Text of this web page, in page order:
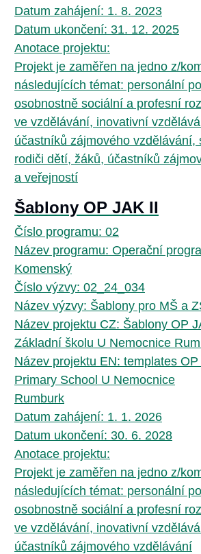
Datum zahájení: 1. 8. 2023
Datum ukončení: 31. 12. 2025
Anotace projektu:
Projekt je zaměřen na jedno z/
následujících témat: personální
osobnostně sociální a profesní
ve vzdělávání, inovativní
účastníků zájmového vzdělávání,
rodiči dětí, žáků, účastníků
a veřejností
Šablony OP JAK II
Číslo programu: 02
Název programu: Operační
Komenský
Číslo výzvy: 02_24_034
Název výzvy: Šablony pro MŠ a
Název projektu CZ: Šablony OP
Základní školu U Nemocnice
Název projektu EN: templates
Primary School U Nemocnice
Rumburk
Datum zahájení: 1. 1. 2026
Datum ukončení: 30. 6. 2028
Anotace projektu:
Projekt je zaměřen na jedno z/
následujících témat: personální
osobnostně sociální a profesní
ve vzdělávání, inovativní
účastníků zájmového vzdělávání